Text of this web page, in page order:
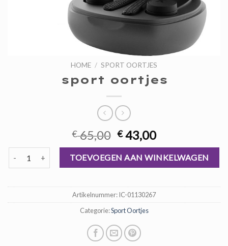
HOME / SPORT OORTJES
sport oortjes
€65,00 Oorspronkelijke
prijs
was:
€ 65,00.
€43,00Huidige
prijs
is:
€ 43,00.
sport oortjes aantalTOEVOEGEN AAN WINKELWAGEN
Artikelnummer:IC-01130267
Categorie:Sport Oortjes